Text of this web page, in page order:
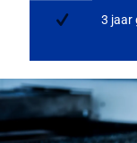
3 jaar